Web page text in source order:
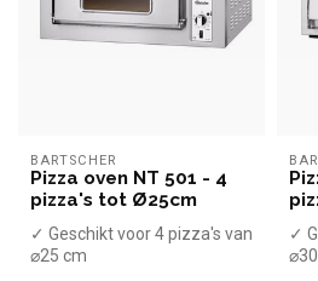
BARTSCHER
Pizza oven NT 501 - 4
pizza's tot Ø25cm
✓ Geschikt voor 4 pizza's van
⌀25 cm
✓